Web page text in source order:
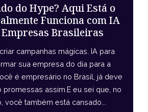
do Hype? Aqui Está o
Funciona com IA
Empresas Brasileiras
campanhas mágicas. IA para
sua empresa do dia para a
é empresário no Brasil, já deve
promessas assim.E eu sei que, no
você também está cansado...